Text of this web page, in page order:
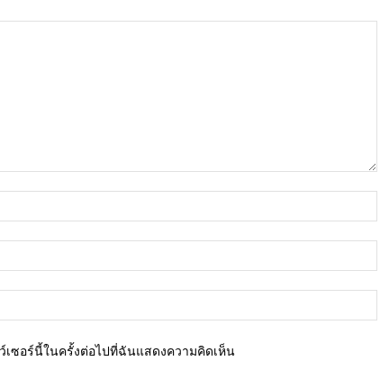
ซอร์นี้ในครั้งต่อไปที่ฉันแสดงความคิดเห็น